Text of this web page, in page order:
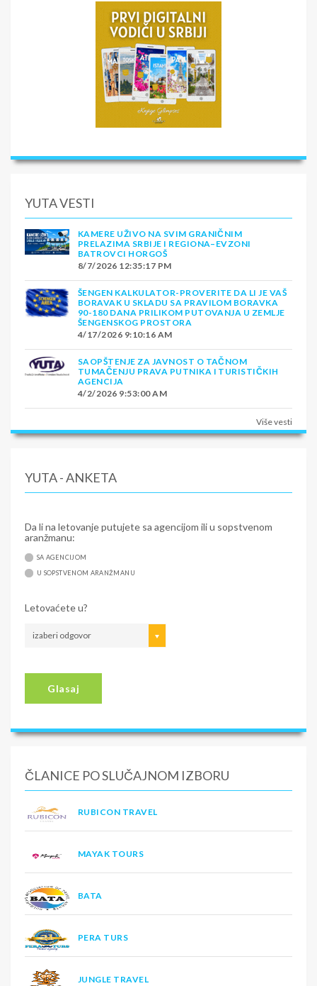
YUTA VESTI
KAMERE UŽIVO NA SVIM GRANIČNIM
PRELAZIMA SRBIJE I REGIONA–EVZONI
BATROVCI HORGOŠ
8/7/2026 12:35:17 PM
ŠENGEN KALKULATOR-PROVERITE DA LI JE VAŠ
BORAVAK U SKLADU SA PRAVILOM BORAVKA
90-180 DANA PRILIKOM PUTOVANJA U ZEMLJE
ŠENGENSKOG PROSTORA
4/17/2026 9:10:16 AM
SAOPŠTENJE ZA JAVNOST O TAČNOM
TUMAČENJU PRAVA PUTNIKA I TURISTIČKIH
AGENCIJA
4/2/2026 9:53:00 AM
Više vesti
YUTA - ANKETA
Da li na letovanje putujete sa agencijom ili u sopstvenom
aranžmanu:
SA AGENCIJOM
U SOPSTVENOM ARANŽMANU
Letovaćete u?
izaberi odgovor
Glasaj
ČLANICE PO SLUČAJNOM IZBORU
RUBICON TRAVEL
MAYAK TOURS
BATA
PERA TURS
JUNGLE TRAVEL